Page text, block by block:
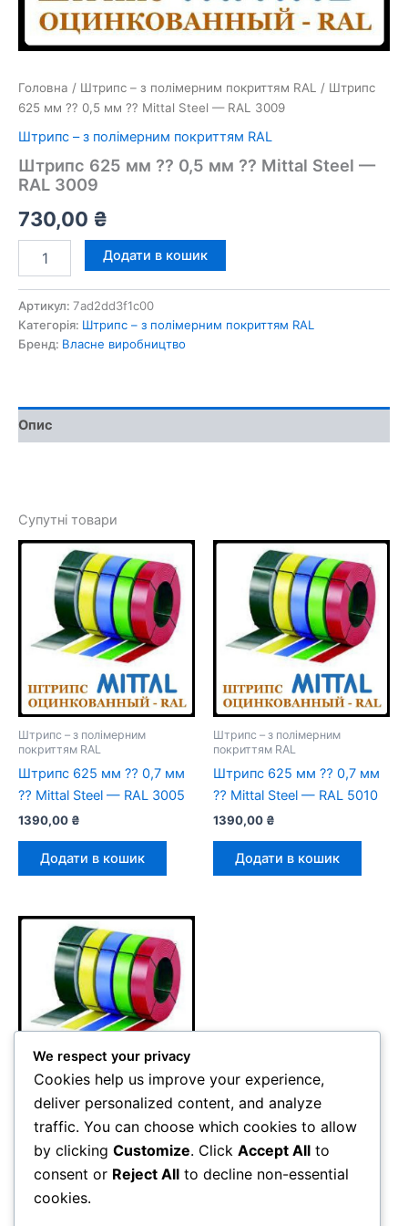
Головна / Штрипс – з полімерним покриттям RAL / Штрипс
625 мм ⁇ 0,5 мм ⁇ Mittal Steel — RAL 3009
Штрипс – з полімерним покриттям RAL
Штрипс 625 мм ⁇ 0,5 мм ⁇ Mittal Steel —
RAL 3009
730,00 ₴
⁇
0,5
мм
—
RAL
Додати в кошик
Артикул: 7ad2dd3f1c00
Категорія: Штрипс – з полімерним покриттям RAL
Бренд: Власне виробництво
Опис
Супутні товари
Штрипс – з полімерним
покриттям RAL
Штрипс 625 мм ⁇ 0,7 мм
⁇ Mittal Steel — RAL 3005
1390,00 ₴
Додати в кошик
Штрипс – з полімерним
покриттям RAL
Штрипс 625 мм ⁇ 0,7 мм
⁇ Mittal Steel — RAL 5010
1390,00 ₴
Додати в кошик
Штрипс – з полімерним
покриттям RAL
Штрипс 625 мм ⁇ 0,7 мм
⁇ Mittal Steel — RAL 6005
1390,00₴
We respect your privacy
Cookies help us improve your experience,
deliver personalized content, and analyze
traffic. You can choose which cookies to allow
by clicking Customize. Click Accept All to
consent or Reject All to decline non-essential
cookies.